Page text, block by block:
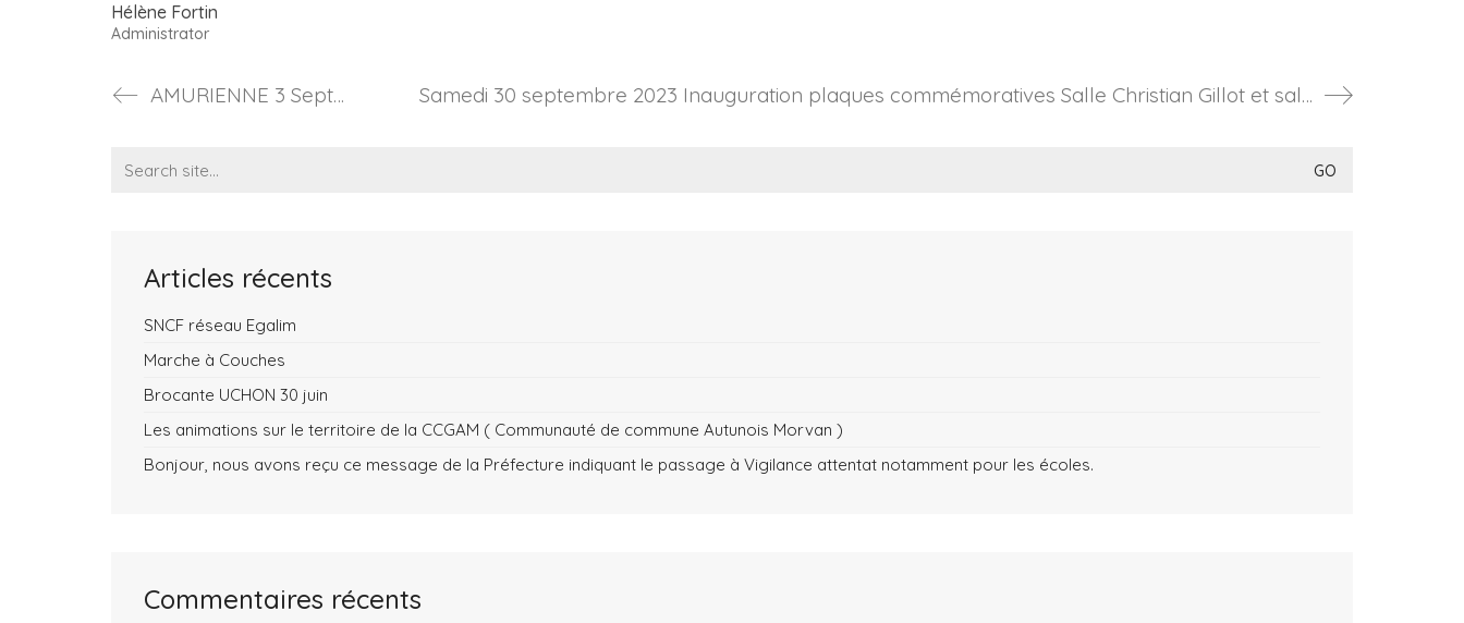
Hélène Fortin
Administrator
AMURIENNE 3 Septembre Samedi 30 septembre 2023 Inauguration plaques commémoratives Salle Christian Gillot et salle Charles Tomas
for:
Articles récents
SNCF réseau Egalim
Marche à Couches
Brocante UCHON 30 juin
Les animations sur le territoire de la CCGAM ( Communauté de commune Autunois Morvan )
Bonjour, nous avons reçu ce message de la Préfecture indiquant le passage à Vigilance attentat notamment pour les écoles.
Commentaires récents